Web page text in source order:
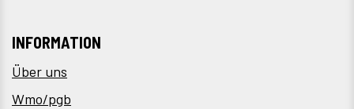
INFORMATION
Über uns
Wmo/pgb